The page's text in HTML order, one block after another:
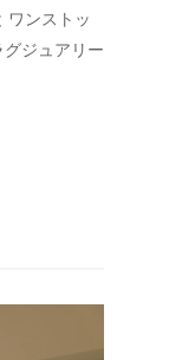
ワンストッ
ジュアリー